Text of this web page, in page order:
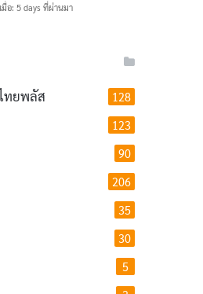
มื่อ: 5 days ที่ผ่านมา
ทยพลัส 128
123
90
206
35
30
5